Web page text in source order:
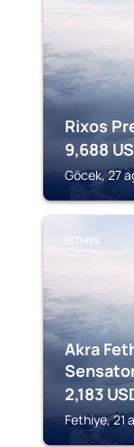
Rixos
9,688
Göcek, 27
FETHIYE
Akra
2,183
Fethiye, 21